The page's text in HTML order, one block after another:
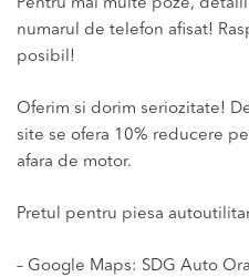
Pentru mai multe poze,
numarul de telefon afisat!
posibil!
Oferim si dorim seriozitate!
site se ofera 10% reducere
afara de motor.
Pretul pentru piesa
– Google Maps: SDG Auto